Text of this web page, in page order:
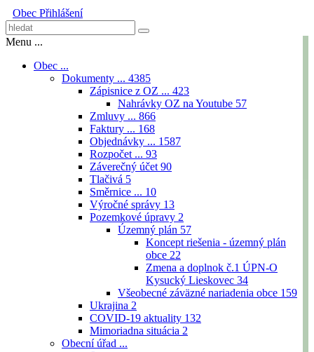
Obec Přihlášení
Menu ...
Obec ...
Dokumenty ... 4385
Zápisnice z OZ ... 423
Nahrávky OZ na Youtube 57
Zmluvy ... 866
Faktury ... 168
Objednávky ... 1587
Rozpočet ... 93
Záverečný účet 90
Tlačivá 5
Směrnice ... 10
Výročné správy 13
Pozemkové úpravy 2
Územný plán 57
Koncept riešenia - územný plán
obce 22
Zmena a doplnok č.1 ÚPN-O
Kysucký Lieskovec 34
Všeobecné záväzné nariadenia obce 159
Ukrajina 2
COVID-19 aktuality 132
Mimoriadna situácia 2
Obecní úřad ...